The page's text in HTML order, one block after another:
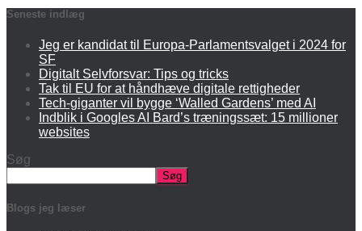
Seneste indlæg
Jeg er kandidat til Europa-Parlamentsvalget i 2024 for
SF
Digitalt Selvforsvar: Tips og tricks
Tak til EU for at håndhæve digitale rettigheder
Tech-giganter vil bygge ‘Walled Gardens’ med AI
Indblik i Googles AI Bard’s træningssæt: 15 millioner
websites
Søg
Søg
Blogs jeg læser